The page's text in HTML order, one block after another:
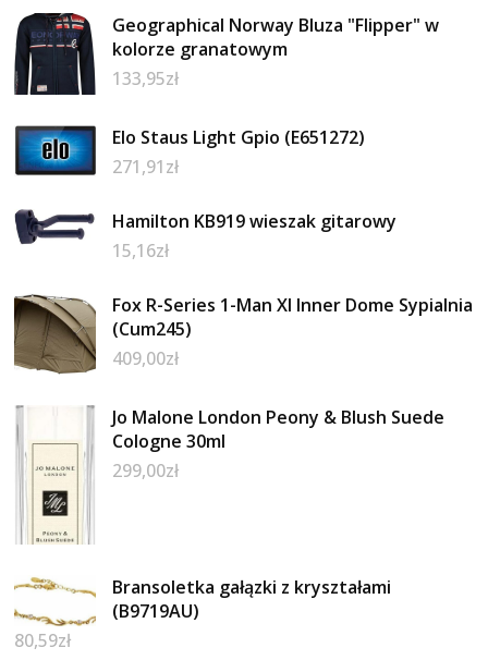
Geographical Norway Bluza "Flipper" w
kolorze granatowym
133,95zł
Elo Staus Light Gpio (E651272)
271,91zł
Hamilton KB919 wieszak gitarowy
15,16zł
Fox R-Series 1-Man Xl Inner Dome Sypialnia
(Cum245)
409,00zł
Jo Malone London Peony & Blush Suede
Cologne 30ml
299,00zł
Bransoletka gałązki z kryształami
(B9719AU)
80,59zł